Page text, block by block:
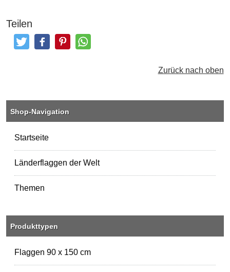
Teilen
TweetenPosten PinterestTeilen
Zurück nach oben
Shop-Navigation
Startseite
Länderflaggen der Welt
Themen
Produkttypen
Flaggen 90 x 150 cm